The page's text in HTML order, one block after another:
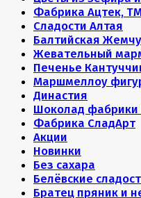
Фабрика Ацтек,
Сладости Алтая
Балтийская
Жевательный
Печенье
Маршмеллоу
Династия
Шоколад фабрики
Фабрика СладАрт
Акции
Новинки
Без сахара
Белёвские
Братец пряник и